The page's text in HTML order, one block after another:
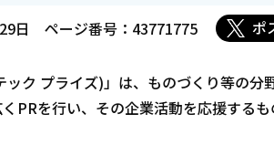
日 ページ番号：43771775 ポ
ク プライズ)」は、ものづくり等の分
PRを行い、その企業活動を応援する